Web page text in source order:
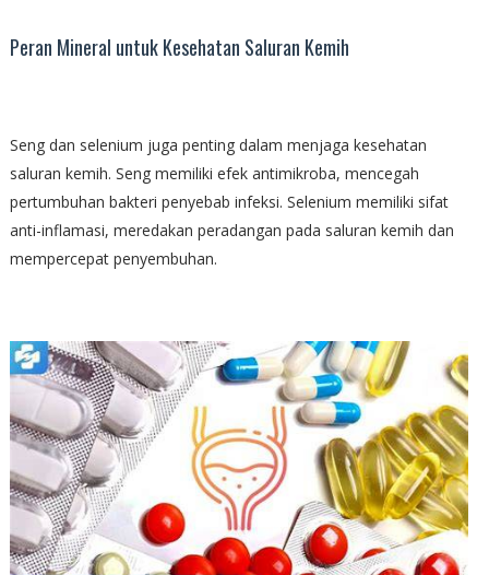
Peran Mineral untuk Kesehatan Saluran Kemih
Seng dan selenium juga penting dalam menjaga kesehatan
saluran kemih. Seng memiliki efek antimikroba, mencegah
pertumbuhan bakteri penyebab infeksi. Selenium memiliki sifat
anti-inflamasi, meredakan peradangan pada saluran kemih dan
mempercepat penyembuhan.